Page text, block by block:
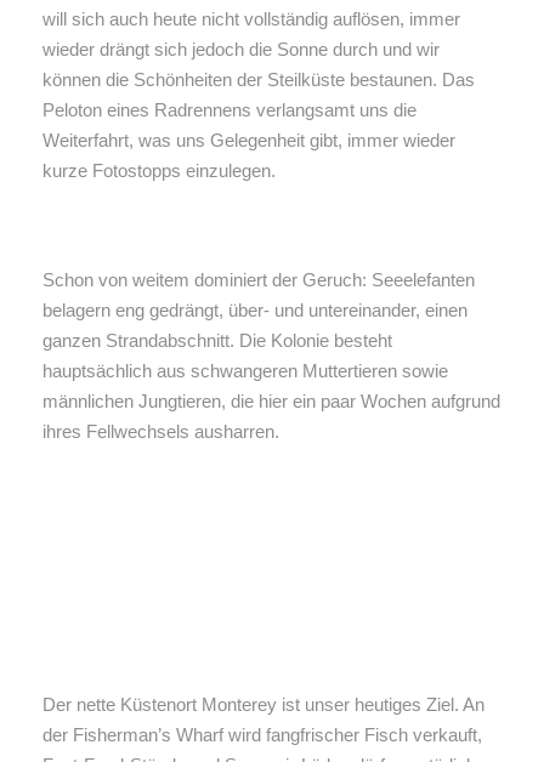
will sich auch heute nicht vollständig auflösen, immer
wieder drängt sich jedoch die Sonne durch und wir
können die Schönheiten der Steilküste bestaunen. Das
Peloton eines Radrennens verlangsamt uns die
Weiterfahrt, was uns Gelegenheit gibt, immer wieder
kurze Fotostopps einzulegen.
Schon von weitem dominiert der Geruch: Seeelefanten
belagern eng gedrängt, über- und untereinander, einen
ganzen Strandabschnitt. Die Kolonie besteht
hauptsächlich aus schwangeren Muttertieren sowie
männlichen Jungtieren, die hier ein paar Wochen aufgrund
ihres Fellwechsels ausharren.
Der nette Küstenort Monterey ist unser heutiges Ziel. An
der Fisherman’s Wharf wird fangfrischer Fisch verkauft,